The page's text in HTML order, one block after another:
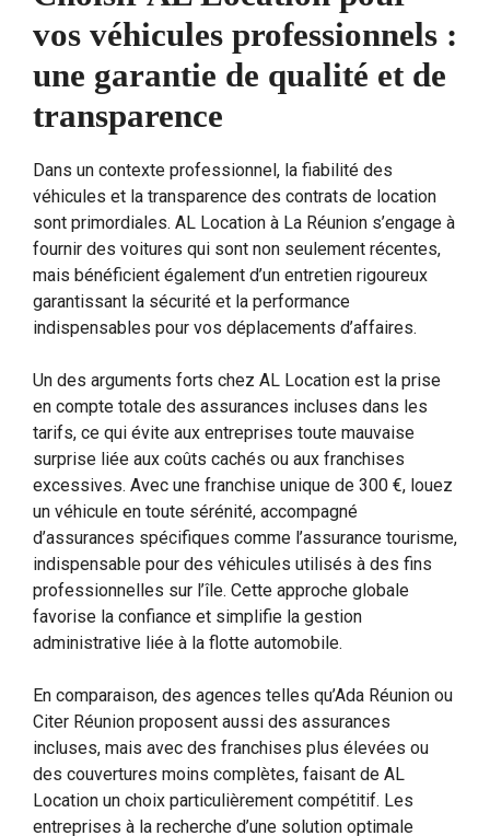
vos véhicules professionnels :
une garantie de qualité et de
transparence
Dans un contexte professionnel, la fiabilité des
véhicules et la transparence des contrats de location
sont primordiales. AL Location à La Réunion s’engage à
fournir des voitures qui sont non seulement récentes,
mais bénéficient également d’un entretien rigoureux
garantissant la sécurité et la performance
indispensables pour vos déplacements d’affaires.
Un des arguments forts chez AL Location est la prise
en compte totale des assurances incluses dans les
tarifs, ce qui évite aux entreprises toute mauvaise
surprise liée aux coûts cachés ou aux franchises
excessives. Avec une franchise unique de 300 €, louez
un véhicule en toute sérénité, accompagné
d’assurances spécifiques comme l’assurance tourisme,
indispensable pour des véhicules utilisés à des fins
professionnelles sur l’île. Cette approche globale
favorise la confiance et simplifie la gestion
administrative liée à la flotte automobile.
En comparaison, des agences telles qu’Ada Réunion ou
Citer Réunion proposent aussi des assurances
incluses, mais avec des franchises plus élevées ou
des couvertures moins complètes, faisant de AL
Location un choix particulièrement compétitif. Les
entreprises à la recherche d’une solution optimale